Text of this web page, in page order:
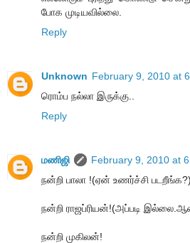
போக முடியவில்லை.
Reply
Unknown February 9, 2010 at
ரொம்ப நல்லா இருக்கு..
Reply
மணிஜி
February 9, 2010 at
நன்றி பாலா !(ஏன் உணர்ச்சி படறீங்க?)
நன்றி ராஜப்ரியன்!(அப்படி
நன்றி முகிலன்!